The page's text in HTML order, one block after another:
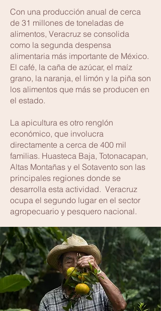
Con una producción anual de cerca
de 31 millones de toneladas de
alimentos, Veracruz se consolida
como la segunda despensa
alimentaria más importante de México.
El café, la caña de azúcar, el maíz
grano, la naranja, el limón y la piña son
los alimentos que más se producen en
el estado.
La apicultura es otro renglón
económico, que involucra
directamente a cerca de 400 mil
familias. Huasteca Baja, Totonacapan,
Altas Montañas y el Sotavento son las
principales regiones donde se
desarrolla esta actividad. Veracruz
ocupa el segundo lugar en el sector
agropecuario y pesquero nacional.